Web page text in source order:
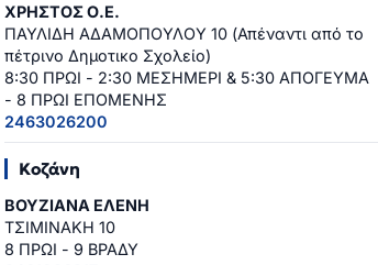
ΧΡΗΣΤΟΣ Ο.Ε.
ΠΑΥΛΙΔΗ ΑΔΑΜΟΠΟΥΛΟΥ 10 (Απέναντι από το
πέτρινο Δημοτικο Σχολείο)
8:30 ΠΡΩΙ - 2:30 ΜΕΣΗΜΕΡΙ & 5:30 ΑΠΟΓΕΥΜΑ
- 8 ΠΡΩΙ ΕΠΟΜΕΝΗΣ
2463026200
Κοζάνη
ΒΟΥΖΙΑΝΑ ΕΛΕΝΗ
ΤΣΙΜΙΝΑΚΗ 10
8 ΠΡΩΙ - 9 ΒΡΑΔΥ